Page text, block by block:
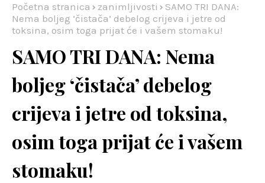
Početna stranica zanimljivosti
SAMO TRI DANA:
Nema boljeg ‘čistača’ debelog crijeva i jetre od
toksina, osim toga prijat će i vašem stomaku!
SAMO TRI DANA: Nema
boljeg ‘čistača’ debelog
crijeva i jetre od toksina,
osim toga prijat će i vašem
stomaku!